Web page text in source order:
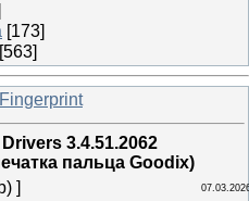
[173]
[563]
3.4.51.2062
пальца Goodix)
]